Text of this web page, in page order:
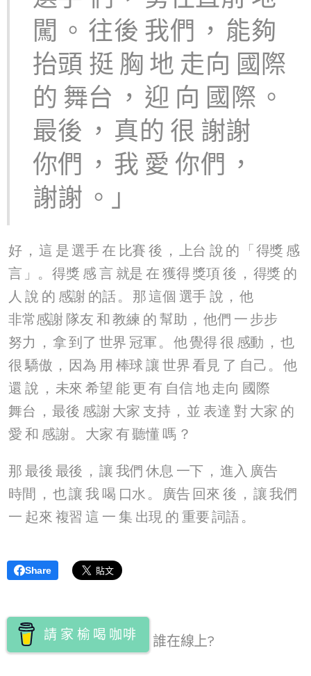
闖 。 往後 我們 ， 能夠
抬頭 挺 胸 地 走向 國際
的 舞台 ， 迎 向 國際 。
最後 ， 真的 很 謝謝
你們 ， 我 愛 你們 ，
謝謝 。」
好 ， 這 是 選手 在 比賽 後 ， 上台 說 的 「得獎 感
言 」。 得獎 感言 就是 在 獲得獎項 後 ， 得獎 的
人 說 的 感謝 的話。 那這個 選手 說 ， 他
非常感謝 隊友 和 教練 的 幫助 ， 他們 一 步步
努力 ， 拿到了 世界 冠軍 。 他覺得很 感動 ， 也
很驕傲 ， 因為 用 棒球 讓 世界看見 了 自己 。 他
還 說 ， 未來 希望 能 更有 自信 地走向 國際
舞台 ， 最後 感謝大家 支持 ， 並 表達 對 大家 的
愛 和 感謝。 大家 有聽懂 嗎 ？
那 最後 最後 ， 讓 我們 休息 一下 ， 進入 廣告
時間 ， 也讓 我 喝 口水 。 廣告 回來 後 ， 讓我們
一 起來 複習 這 一 集 出現 的 重要詞語。
Share
請 家 榆 喝 咖啡 誰在線上?